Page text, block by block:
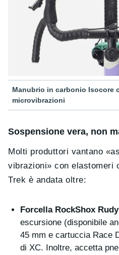
Manubrio in carbonio Isocore
microvibrazioni
Sospensione vera, non
Molti produttori vantano
vibrazioni» con elastomeri
Trek è andata oltre:
Forcella RockShox
escursione (disponibile
45 mm e cartuccia Race
di XC. Inoltre, accetta